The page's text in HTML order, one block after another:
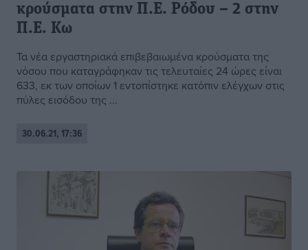
κρούσματα στην Π.Ε. Ρόδου – 2 στην
Π.Ε. Κω
Τα νέα εργαστηριακά επιβεβαιωμένα κρούσματα της
νόσου που καταγράφηκαν τις τελευταίες 24 ώρες είναι
633, εκ των οποίων 1 εντοπίστηκε κατόπιν ελέγχων στις
πύλες εισόδου της ...
30.06.21, 17:36